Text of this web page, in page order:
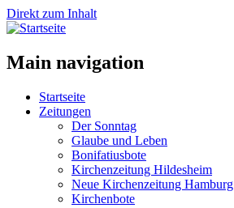
Direkt zum Inhalt
Main navigation
Startseite
Zeitungen
Der Sonntag
Glaube und Leben
Bonifatiusbote
Kirchenzeitung Hildesheim
Neue Kirchenzeitung Hamburg
Kirchenbote